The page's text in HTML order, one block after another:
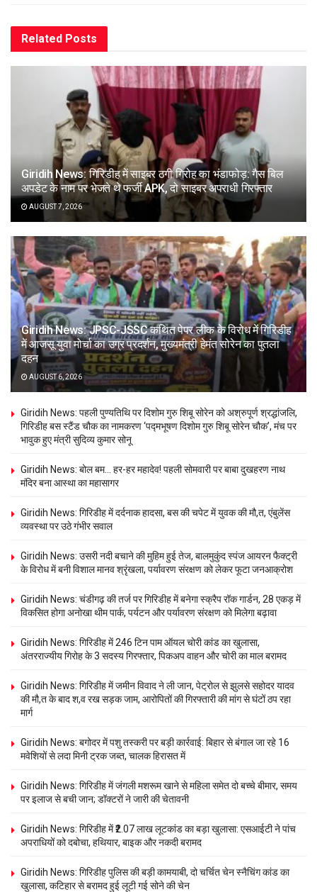
Related Posts
Giridih News: गिरिडीह में साइबर ठगी गिरोह का भंडाफोड़: गैस बिल
अपडेट के नाम पर भेजते थे फर्जी APK, दो साइबर अपराधी गिरफ्तार
AUGUST 7, 2026
Giridih News: JPSC-JSSC कथित पेपर लीक के विरोध में गिरिडीह
में आजसू युवा मोर्चा का उग्र प्रदर्शन, मुख्यमंत्री हेमंत सोरेन का पुतला
दहन
AUGUST 6, 2026
Giridih News: पहली पुण्यतिथि पर दिशोम गुरु शिबू सोरेन को अश्रुपूर्ण श्रद्धांजलि,
गिरिडीह बस स्टैंड चौक का नामकरण ‘पद्मभूषण दिशोम गुरु शिबू सोरेन चौक’, मंच पर
भावुक हुए मंत्री सुदिव्य कुमार सोनू
Giridih News: बोल बम… हर-हर महादेव! पहली सोमवारी पर बाबा दुखहरण नाथ
मंदिर बना आस्था का महासागर
Giridih News: गिरिडीह में दर्दनाक हादसा, बस की चपेट में युवक की मौ,त, एंबुलेंस
व्यवस्था पर उठे गंभीर सवाल
Giridih News: उसरी नदी बचाने की मुहिम हुई तेज, बालमुकुंद स्पंज आयरन फैक्ट्री
के विरोध में बनी विशाल मानव श्रृंखला, पर्यावरण संरक्षण को लेकर फूटा जनआक्रोश
Giridih News: चंडीगढ़ की तर्ज पर गिरिडीह में बनेगा स्क्रैप रॉक गार्डन, 28 एकड़ में
विकसित होगा अनोखा थीम पार्क, पर्यटन और पर्यावरण संरक्षण को मिलेगा बढ़ावा
Giridih News: गिरिडीह में 246 टिन पाम ऑयल चोरी कांड का खुलासा,
अंतरराज्यीय गिरोह के 3 सदस्य गिरफ्तार, पिकअप वाहन और चोरी का माल बरामद
Giridih News: गिरिडीह में जमीन विवाद ने ली जान, पेट्रोल से झुलसे सहोदर यादव
की मौ,त के बाद श,व रख सड़क जाम, आरोपितों की गिरफ्तारी की मांग से घंटों ठप रहा
मार्ग
Giridih News: बगोदर में पशु तस्करी पर बड़ी कार्रवाई: बिहार से बंगाल जा रहे 16
मवेशियों से लदा मिनी ट्रक जब्त, चालक हिरासत में
Giridih News: गिरिडीह में जंगली मशरूम खाने से महिला समेत दो बच्चे बीमार, समय
पर इलाज से बची जान; डॉक्टरों ने जारी की चेतावनी
Giridih News: गिरिडीह में ₹2.07 लाख लूटकांड का बड़ा खुलासा: एसआईटी ने पांच
अपराधियों को दबोचा, हथियार, बाइक और नकदी बरामद
Giridih News: गिरिडीह पुलिस की बड़ी कामयाबी, दो चर्चित चेन स्नैचिंग कांड का
खुलासा, कटिहार से बरामद हुई लूटी गई सोने की चेन